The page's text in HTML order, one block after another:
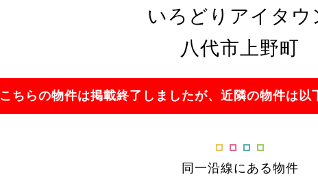
いろどりアイタウ
八代市上野町
こちらの物件は掲載終了しましたが、近隣の物件は以
同一沿線にある物件